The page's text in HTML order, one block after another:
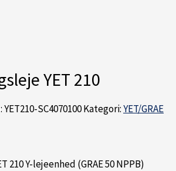
YET 210
YET210-SC4070100Kategori:YET/GRAE
210 Y-lejeenhed (GRAE 50 NPPB)